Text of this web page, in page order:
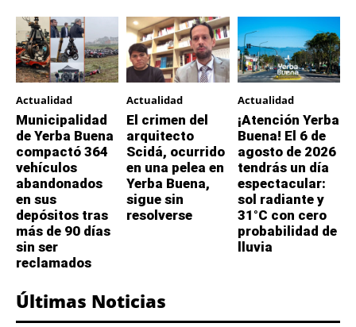
Actualidad
Municipalidad
de Yerba Buena
compactó 364
vehículos
abandonados
en sus
depósitos tras
más de 90 días
sin ser
reclamados
Actualidad
El crimen del
arquitecto
Scidá, ocurrido
en una pelea en
Yerba Buena,
sigue sin
resolverse
Actualidad
¡Atención Yerba
Buena! El 6 de
agosto de 2026
tendrás un día
espectacular:
sol radiante y
31°C con cero
probabilidad de
lluvia
Últimas Noticias